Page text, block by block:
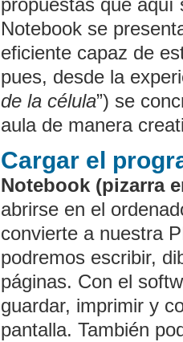
propuestas que aquí
Notebook se
eficiente capaz de
pues, desde la
de la célula”) se
aula de manera
Cargar el
Notebook (pizarra
abrirse en el
convierte a nuestra
podremos escribir,
páginas. Con el
guardar, imprimir y
pantalla. También